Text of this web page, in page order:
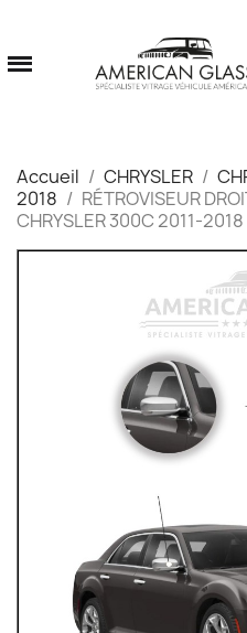
Accueil CHRYSLER
2018
RÉTROVISEUR
CHRYSLER 300C 2011-2018